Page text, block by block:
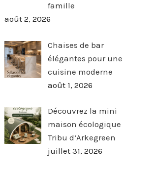
famille
août 2, 2026
Chaises de bar
élégantes pour une
cuisine moderne
août 1, 2026
Découvrez la mini
maison écologique
Tribu d’Arkegreen
juillet 31, 2026